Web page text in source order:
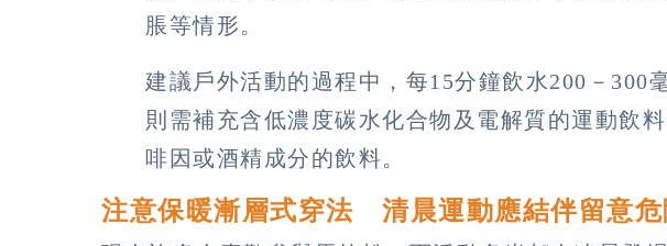
脹等情形。
建議戶外活動的過程中，每15分鐘飲水200－300
則需補充含低濃度碳水化合物及電解質的運動飲
啡因或酒精成分的飲料。
注意保暖漸層式穿法 清晨運動應結伴留意危